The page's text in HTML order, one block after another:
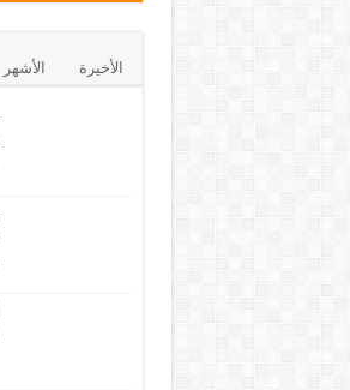
الأخيرة الأشهر